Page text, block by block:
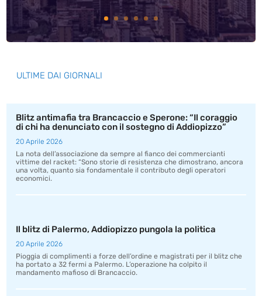
ULTIME DAI GIORNALI
Blitz antimafia tra Brancaccio e Sperone: “Il coraggio
di chi ha denunciato con il sostegno di Addiopizzo”
20 Aprile 2026
La nota dell’associazione da sempre al fianco dei commercianti
vittime del racket: “Sono storie di resistenza che dimostrano, ancora
una volta, quanto sia fondamentale il contributo degli operatori
economici.
Il blitz di Palermo, Addiopizzo pungola la politica
20 Aprile 2026
Pioggia di complimenti a forze dell’ordine e magistrati per il blitz che
ha portato a 32 fermi a Palermo. L’operazione ha colpito il
mandamento mafioso di Brancaccio.